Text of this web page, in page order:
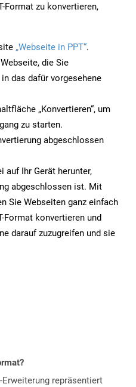
Format zu konvertieren,
„Webseite in PPT“.
die Sie
das dafür vorgesehene
„Konvertieren“, um
zu starten.
abgeschlossen
auf Ihr Gerät herunter,
abgeschlossen ist. Mit
Sie Webseiten ganz einfach
Format konvertieren und
darauf zuzugreifen und sie
Erweiterung repräsentiert